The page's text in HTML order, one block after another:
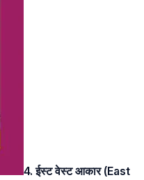
4. ईस्ट वेस्ट आकार (East